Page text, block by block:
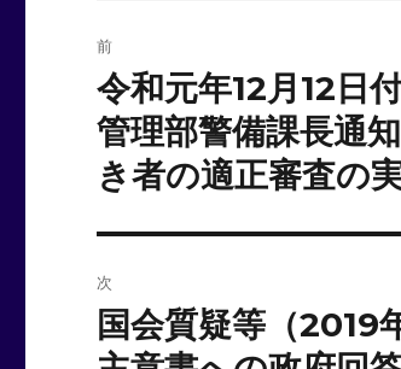
稿
ナ
ビ
ゲ
ー
シ
前
前
の
投
稿:
令和元年12月12日
管理部警備課長通
き者の適正審査の
次
次
の
国会質疑等（2019